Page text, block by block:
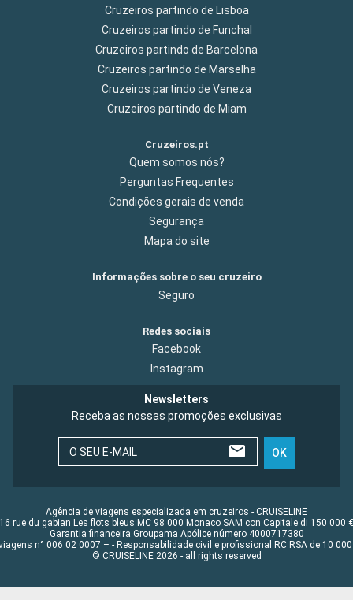
Cruzeiros partindo de Lisboa
Cruzeiros partindo de Funchal
Cruzeiros partindo de Barcelona
Cruzeiros partindo de Marselha
Cruzeiros partindo de Veneza
Cruzeiros partindo de Miam
Cruzeiros.pt
Quem somos nós?
Perguntas Frequentes
Condições gerais de venda
Segurança
Mapa do site
Informações sobre o seu cruzeiro
Seguro
Redes sociais
Facebook
Instagram
Newsletters
Receba as nossas promoções exclusivas
O SEU E-MAIL OK
Agência de viagens especializada em cruzeiros - CRUISELINE
16 rue du gabian Les flots bleus MC 98 000 Monaco SAM con Capitale di 150 000 €
Garantia financeira Groupama Apólice número 4000717380
n° 006 02 0007 – - Responsabilidade civil e profissional RC RSA de 10 000
© CRUISELINE 2026 - all rights reserved